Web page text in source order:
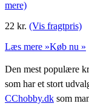
mere)
22 kr. (Vis fragtpris)
Læs mere »Køb nu »
Den mest populære
som har et stort
CChobby.dk som